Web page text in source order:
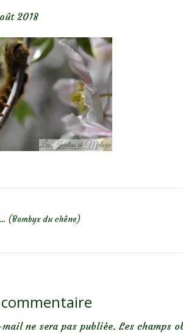
2018
(Bombyx du chêne)
mail ne sera pas publiée. Les champs